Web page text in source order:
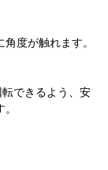
度が触れます。
できるよう、安